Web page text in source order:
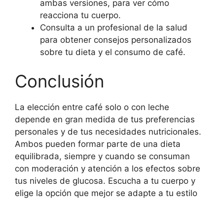
ambas versiones, para ver cómo
reacciona tu cuerpo.
Consulta a un profesional de la salud
para obtener consejos personalizados
sobre tu dieta y el consumo de café.
Conclusión
La elección entre café solo o con leche
depende en gran medida de tus preferencias
personales y de tus necesidades nutricionales.
Ambos pueden formar parte de una dieta
equilibrada, siempre y cuando se consuman
con moderación y atención a los efectos sobre
tus niveles de glucosa. Escucha a tu cuerpo y
elige la opción que mejor se adapte a tu estilo